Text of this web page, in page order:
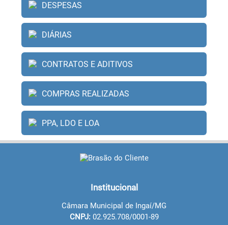
DESPESAS
DIÁRIAS
CONTRATOS E ADITIVOS
COMPRAS REALIZADAS
PPA, LDO E LOA
Institucional
Câmara Municipal de Ingaí/MG
CNPJ: 02.925.708/0001-89